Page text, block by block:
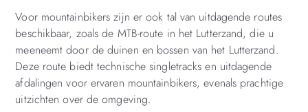
Voor mountainbikers zijn er ook tal van uitdagende routes
beschikbaar, zoals de MTB-route in het Lutterzand, die u
meeneemt door de duinen en bossen van het Lutterzand.
Deze route biedt technische singletracks en uitdagende
afdalingen voor ervaren mountainbikers, evenals prachtige
uitzichten over de omgeving.